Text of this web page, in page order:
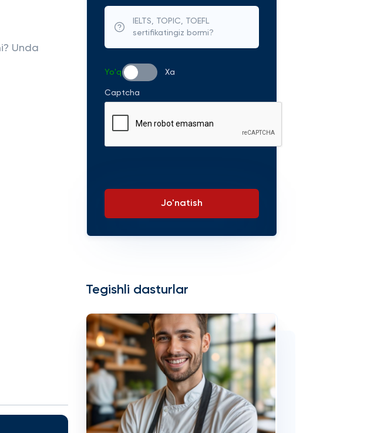
Unda
IELTS, TOPIC, TOEFL
sertifikatingiz bormi?
Yo'q Xa
Captcha
Jo'natish
Tegishli dasturlar